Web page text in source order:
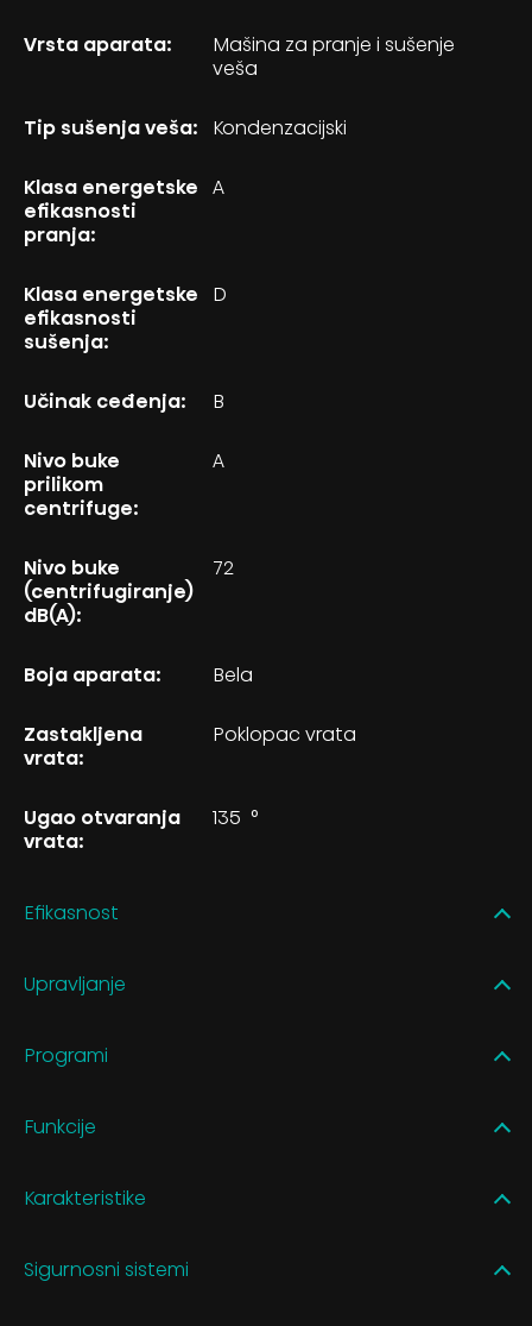
Vrsta aparata:
Mašina za pranje i sušenje
veša
Tip sušenja veša: Kondenzacijski
Klasa energetske
efikasnosti
pranja:
A
Klasa energetske
efikasnosti
sušenja:
D
Učinak ceđenja: B
Nivo buke
prilikom
centrifuge:
A
Nivo buke
(centrifugiranje)
dB(A):
72
Boja aparata: Bela
Zastakljena
vrata:
Poklopac vrata
Ugao otvaranja
vrata:
135 °
Efikasnost
Upravljanje
Programi
Funkcije
Karakteristike
Sigurnosni sistemi